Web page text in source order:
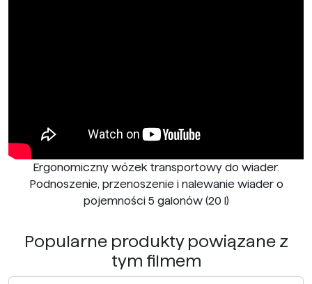
Ergonomiczny wózek transportowy do wiader.
Podnoszenie, przenoszenie i nalewanie wiader o
pojemności 5 galonów (20 l)
Popularne produkty powiązane z
tym filmem